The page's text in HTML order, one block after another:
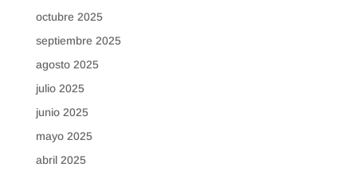
octubre 2025
septiembre 2025
agosto 2025
julio 2025
junio 2025
mayo 2025
abril 2025